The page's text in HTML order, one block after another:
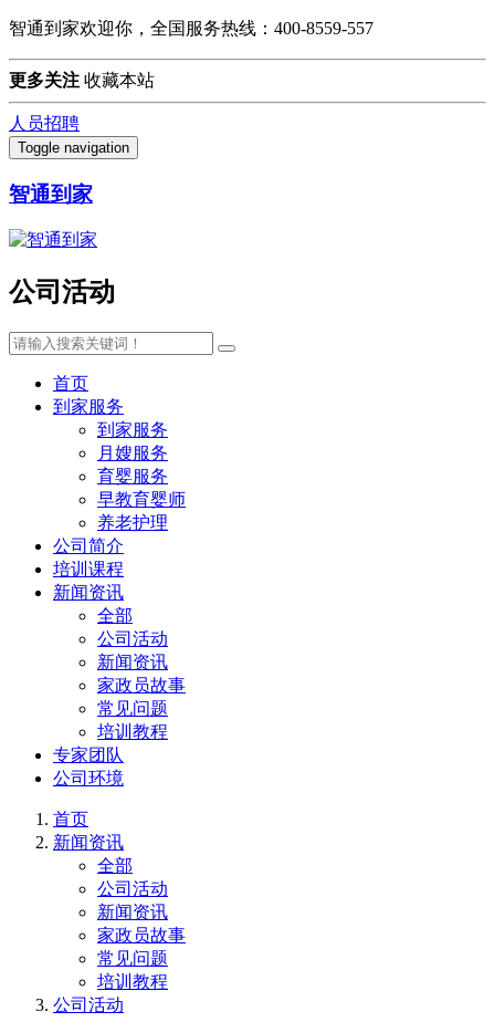
智通到家欢迎你，全国服务热线：400-8559-557
更多关注 收藏本站
人员招聘
Toggle navigation
智通到家
公司活动
首页
到家服务
到家服务
月嫂服务
育婴服务
早教育婴师
养老护理
公司简介
培训课程
新闻资讯
全部
公司活动
新闻资讯
家政员故事
常见问题
培训教程
专家团队
公司环境
首页
新闻资讯
全部
公司活动
新闻资讯
家政员故事
常见问题
培训教程
公司活动